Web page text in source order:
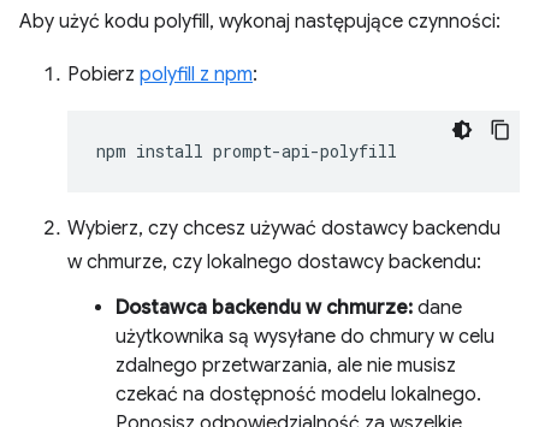
Aby użyć kodu polyfill, wykonaj następujące czynności:
Pobierz polyfill z npm:
npm install
Wybierz, czy chcesz używać dostawcy backendu
w chmurze, czy lokalnego dostawcy backendu:
Dostawca backendu w chmurze: dane
użytkownika są wysyłane do chmury w celu
zdalnego przetwarzania, ale nie musisz
czekać na dostępność modelu lokalnego.